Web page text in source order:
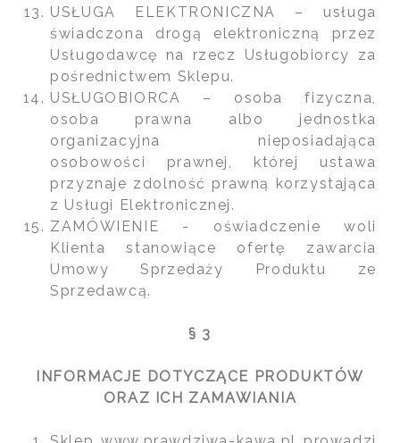
USŁUGA ELEKTRONICZNA – usługa
świadczona drogą elektroniczną przez
Usługodawcę na rzecz Usługobiorcy za
pośrednictwem Sklepu.
USŁUGOBIORCA – osoba fizyczna,
osoba prawna albo jednostka
organizacyjna nieposiadająca
osobowości prawnej, której ustawa
przyznaje zdolność prawną korzystająca
z Usługi Elektronicznej.
ZAMÓWIENIE - oświadczenie woli
Klienta stanowiące ofertę zawarcia
Umowy Sprzedaży Produktu ze
Sprzedawcą.
§ 3
INFORMACJE DOTYCZĄCE PRODUKTÓW
ORAZ ICH ZAMAWIANIA